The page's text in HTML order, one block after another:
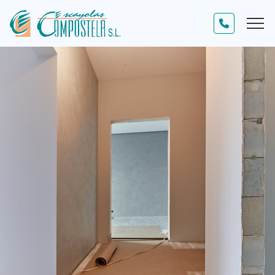
Solucións de decoración
Traballos artesanais de escaiola
Construcións en seco